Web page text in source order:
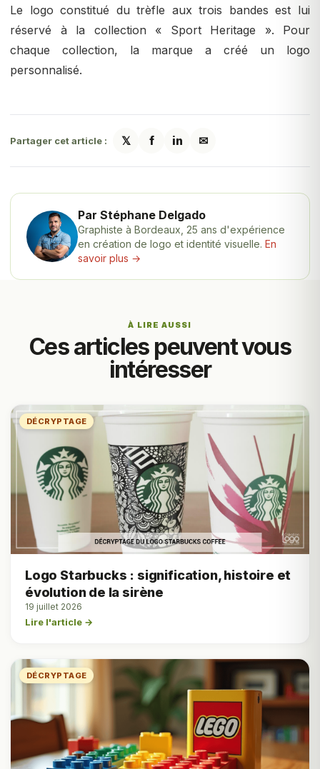
Le logo constitué du trèfle aux trois bandes est lui
réservé à la collection « Sport Heritage ». Pour
chaque collection, la marque a créé un logo
personnalisé.
Partager cet article : 𝕏 f in ✉
Par Stéphane Delgado
Graphiste à Bordeaux, 25 ans d'expérience
en création de logo et identité visuelle. En
savoir plus →
À LIRE AUSSI
Ces articles peuvent vous
intéresser
DÉCRYPTAGE
Logo Starbucks : signification, histoire et
évolution de la sirène
19 juillet 2026
Lire l'article →
DÉCRYPTAGE